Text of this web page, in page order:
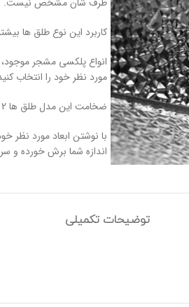
کاربرد این نوع طلق ها
انواع پلکسی مشجر
مورد نظر خود را انتخاب
ضخامت این مدل طلق ها 2 میلیمتر است.
با نوشتن ابعاد مورد نظر
اندازه شما برش خورده و
توضیحات تکمیلی